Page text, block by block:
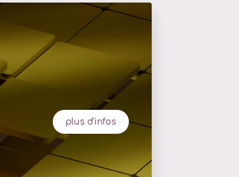
plus d'infos